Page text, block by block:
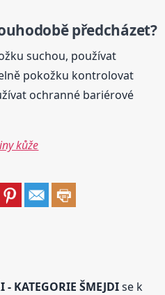
předcházet?
suchou, používat
pokožku kontrolovat
ochranné bariérové
kůže
- KATEGORIE ŠMEJDIse k